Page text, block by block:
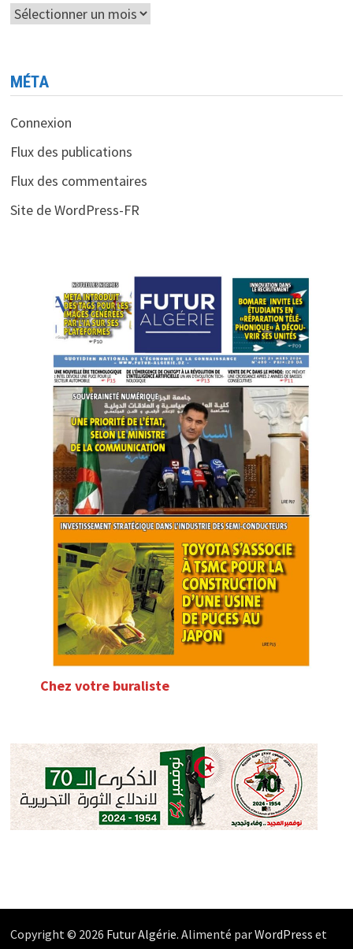
L’EXPLOSION
DE
L’IA
Archives
MÉTA
Connexion
Flux des publications
Flux des commentaires
Site de WordPress-FR
Chez votre buraliste
Copyright © 2026 Futur Algérie. Alimenté parWordPress et